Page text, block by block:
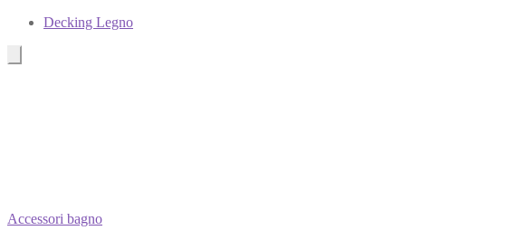
Decking Legno
Accessori bagno